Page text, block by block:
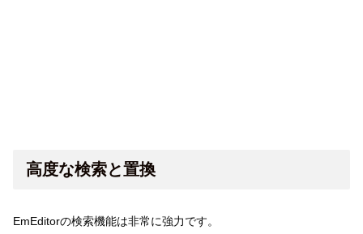
高度な検索と置換
EmEditorの検索機能は非常に強力です。